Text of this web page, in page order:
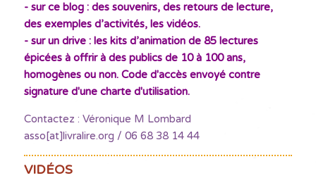
- sur ce blog : des souvenirs, des retours de lecture,
des exemples d’activités, les vidéos.
- sur un drive : les kits d’animation de 85 lectures
épicées à offrir à des publics de 10 à 100 ans,
homogènes ou non. Code d'accès envoyé contre
signature d'une charte d'utilisation.
Contactez : Véronique M Lombard
asso[at]livralire.org / 06 68 38 14 44
VIDÉOS